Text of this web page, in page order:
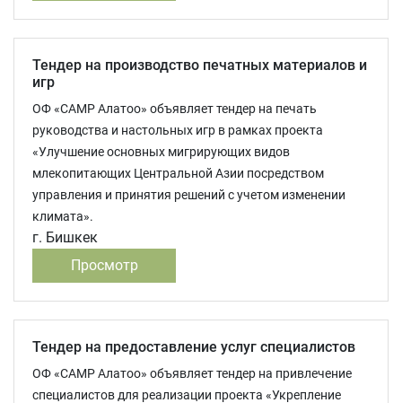
Тендер на производство печатных материалов и
игр
ОФ «САМР Алатоо» объявляет тендер на печать
руководства и настольных игр в рамках проекта
«Улучшение основных мигрирующих видов
млекопитающих Центральной Азии посредством
управления и принятия решений с учетом изменении
климата».
г. Бишкек
Просмотр
Тендер на предоставление услуг специалистов
ОФ «САМР Алатоо» объявляет тендер на привлечение
специалистов для реализации проекта «Укрепление